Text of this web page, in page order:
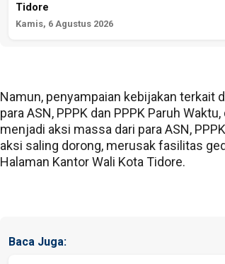
Tidore
Kamis, 6 Agustus 2026
Namun, penyampaian kebijakan terkait
para ASN, PPPK dan PPPK Paruh
menjadi aksi massa dari para ASN,
aksi saling dorong, merusak fasilitas
Halaman Kantor Wali Kota Tidore.
Baca Juga: